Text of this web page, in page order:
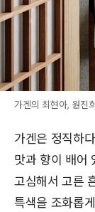
가겐의 최현아, 원진
가겐은 정직하
맛과 향이 배어
고심해서 고른
특색을 조화롭